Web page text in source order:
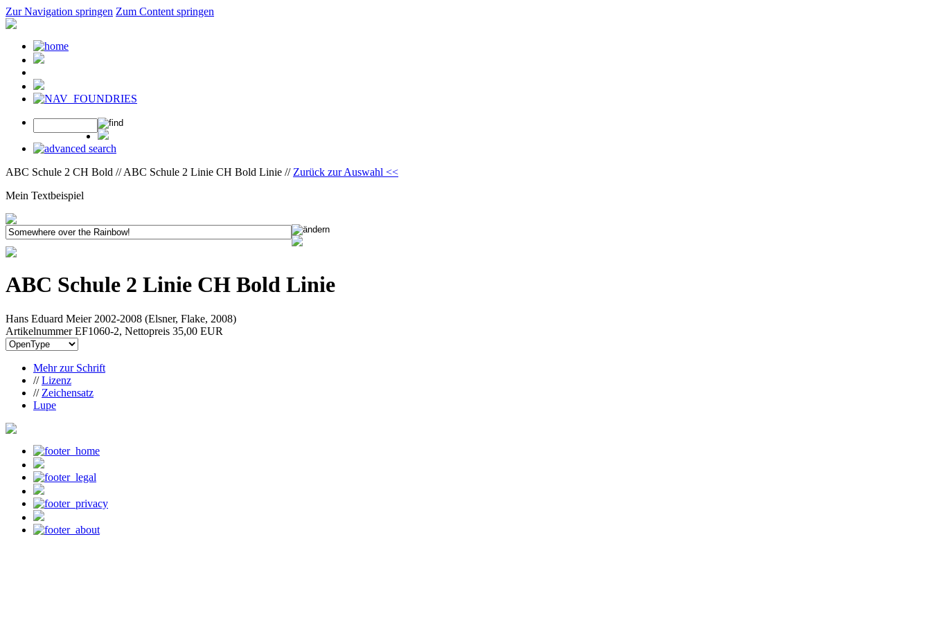
Zur Navigation springen Zum Content springen
ABC Schule 2 CH Bold // ABC Schule 2 Linie CH Bold Linie // Zurück zur Auswahl <<
Mein Textbeispiel
ABC Schule 2 Linie CH Bold Linie
Hans Eduard Meier 2002-2008 (Elsner, Flake, 2008)
Artikelnummer EF1060-2, Nettopreis 35,00 EUR
Mehr zur Schrift
//Lizenz
// Zeichensatz
Lupe